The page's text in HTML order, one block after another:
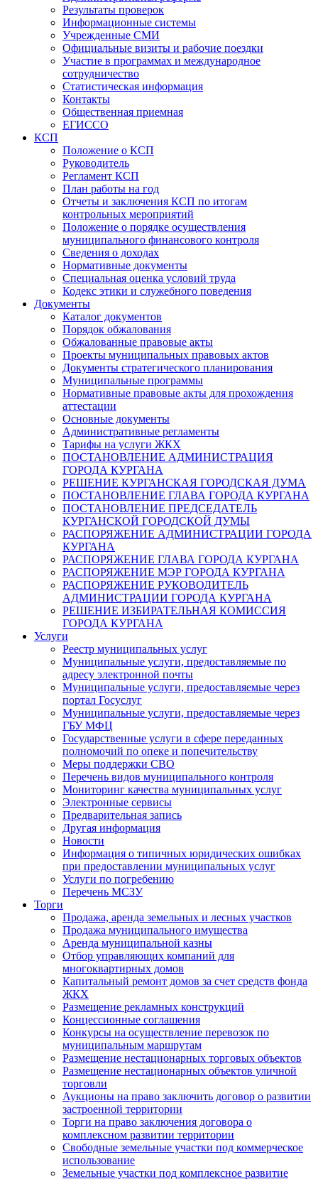
Результаты проверок
Информационные системы
Учрежденные СМИ
Официальные визиты и рабочие поездки
Участие в программах и международное
сотрудничество
Статистическая информация
Контакты
Общественная приемная
ЕГИССО
КСП
Положение о КСП
Руководитель
Регламент КСП
План работы на год
Отчеты и заключения КСП по итогам
контрольных мероприятий
Положение о порядке осуществления
муниципального финансового контроля
Сведения о доходах
Нормативные документы
Специальная оценка условий труда
Кодекс этики и служебного поведения
Документы
Каталог документов
Порядок обжалования
Обжалованные правовые акты
Проекты муниципальных правовых актов
Документы стратегического планирования
Муниципальные программы
Нормативные правовые акты для прохождения
аттестации
Основные документы
Административные регламенты
Тарифы на услуги ЖКХ
ПОСТАНОВЛЕНИЕ АДМИНИСТРАЦИЯ
ГОРОДА КУРГАНА
РЕШЕНИЕ КУРГАНСКАЯ ГОРОДСКАЯ ДУМА
ПОСТАНОВЛЕНИЕ ГЛАВА ГОРОДА КУРГАНА
ПОСТАНОВЛЕНИЕ ПРЕДСЕДАТЕЛЬ
КУРГАНСКОЙ ГОРОДСКОЙ ДУМЫ
РАСПОРЯЖЕНИЕ АДМИНИСТРАЦИИ ГОРОДА
КУРГАНА
РАСПОРЯЖЕНИЕ ГЛАВА ГОРОДА КУРГАНА
РАСПОРЯЖЕНИЕ МЭР ГОРОДА КУРГАНА
РАСПОРЯЖЕНИЕ РУКОВОДИТЕЛЬ
АДМИНИСТРАЦИИ ГОРОДА КУРГАНА
РЕШЕНИЕ ИЗБИРАТЕЛЬНАЯ КОМИССИЯ
ГОРОДА КУРГАНА
Услуги
Реестр муниципальных услуг
Муниципальные услуги, предоставляемые по
адресу электронной почты
Муниципальные услуги, предоставляемые через
портал Госуслуг
Муниципальные услуги, предоставляемые через
ГБУ МФЦ
Государственные услуги в сфере переданных
полномочий по опеке и попечительству
Меры поддержки СВО
Перечень видов муниципального контроля
Мониторинг качества муниципальных услуг
Электронные сервисы
Предварительная запись
Другая информация
Новости
Информация о типичных юридических ошибках
при предоставлении муниципальных услуг
Услуги по погребению
Перечень МСЗУ
Торги
Продажа, аренда земельных и лесных участков
Продажа муниципального имущества
Аренда муниципальной казны
Отбор управляющих компаний для
многоквартирных домов
Капитальный ремонт домов за счет средств фонда
ЖКХ
Размещение рекламных конструкций
Концессионные соглашения
Конкурсы на осуществление перевозок по
муниципальным маршрутам
Размещение нестационарных торговых объектов
Размещение нестационарных объектов уличной
торговли
Аукционы на право заключить договор о развитии
застроенной территории
Торги на право заключения договора о
комплексном развитии территории
Свободные земельные участки под коммерческое
использование
Земельные участки под комплексное развитие